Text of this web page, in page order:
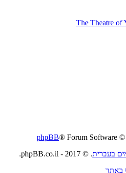
phpBB® Forum Software
. © 2017 - phpBB.co.il.
באתר